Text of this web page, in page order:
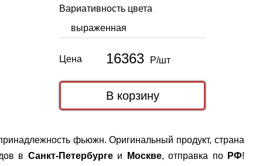
Вариативность цвета
выраженная
Цена 16363 Р/шт
фьюжн. Оригинальный продукт, страна
в Санкт-Петербургеи Москве, отправка по РФ!